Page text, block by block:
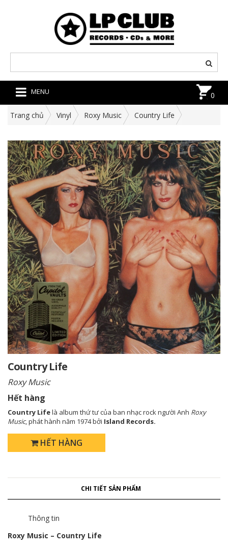
MENU 0
Trang chủ Vinyl Roxy Music Country Life
Country Life
Roxy Music
Hết hàng
Country Lifelà album thứ tư của ban nhạc rock người Anh Roxy
Music, phát hành năm 1974 bởi Island Records.
HẾT HÀNG
CHI TIẾT SẢN PHẨM
Thông tin
Roxy Music – Country Life